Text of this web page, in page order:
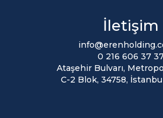
İletişim
0 216 606 37
Ataşehir Bulvarı,
C-2 Blok, 34758,